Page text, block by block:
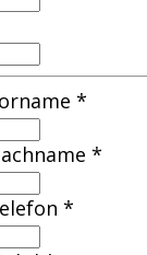
*
*
*